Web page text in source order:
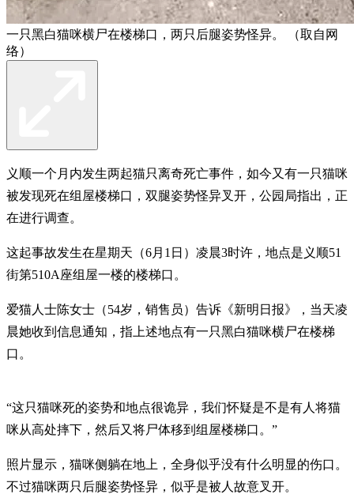
一只黑白猫咪横尸在楼梯口，两只后腿姿势怪异。 （取自网
络）
义顺一个月内发生两起猫只离奇死亡事件，如今又有一只猫咪
被发现死在组屋楼梯口，双腿姿势怪异叉开，公园局指出，正
在进行调查。
这起事故发生在星期天（6月1日）凌晨3时许，地点是义顺51
街第510A座组屋一楼的楼梯口。
爱猫人士陈女士（54岁，销售员）告诉《新明日报》，当天凌
晨她收到信息通知，指上述地点有一只黑白猫咪横尸在楼梯
口。
“这只猫咪死的姿势和地点很诡异，我们怀疑是不是有人将猫
咪从高处摔下，然后又将尸体移到组屋楼梯口。”
照片显示，猫咪侧躺在地上，全身似乎没有什么明显的伤口。
不过猫咪两只后腿姿势怪异，似乎是被人故意叉开。